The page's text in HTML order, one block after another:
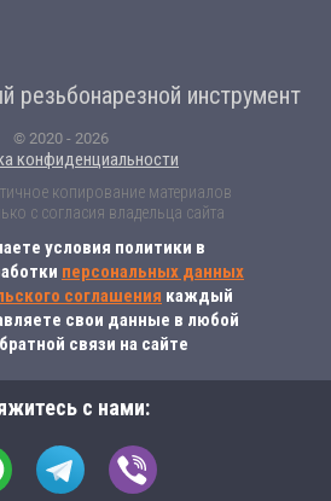
резьбонарезной инструмент
© 2020 - 2026
конфиденциальности
копирование материалов
с согласия владельца сайта
условия политики в
персональных данных
соглашения каждый
свои данные в любой
связи на сайте
с нами: